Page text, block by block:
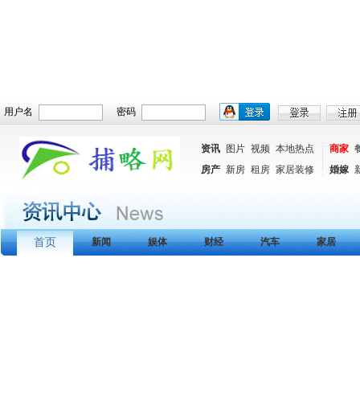
用户名 密码
资讯 图片 视频 本地热点
房产 新房 租房 家居装修
商家
婚嫁
首页 新闻 娱体 财经 汽车 家居